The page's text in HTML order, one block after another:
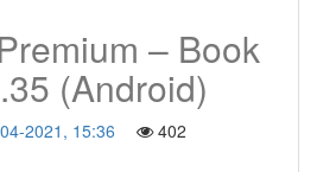
– Book
(Android)
2021, 15:36 402